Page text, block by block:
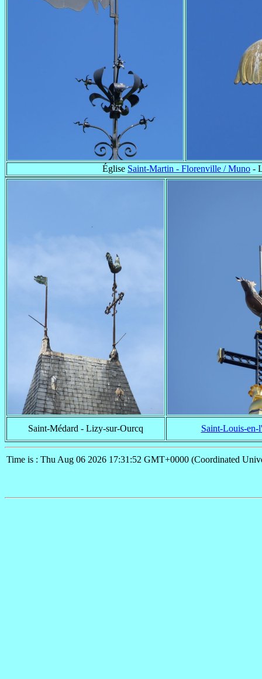
Église Saint-Martin - Florenville / Muno -
Saint-Médard - Lizy-sur-Ourcq Saint-Louis-en-
Time is : Thu Aug 06 2026 17:31:52 GMT+0000 (Coordinated